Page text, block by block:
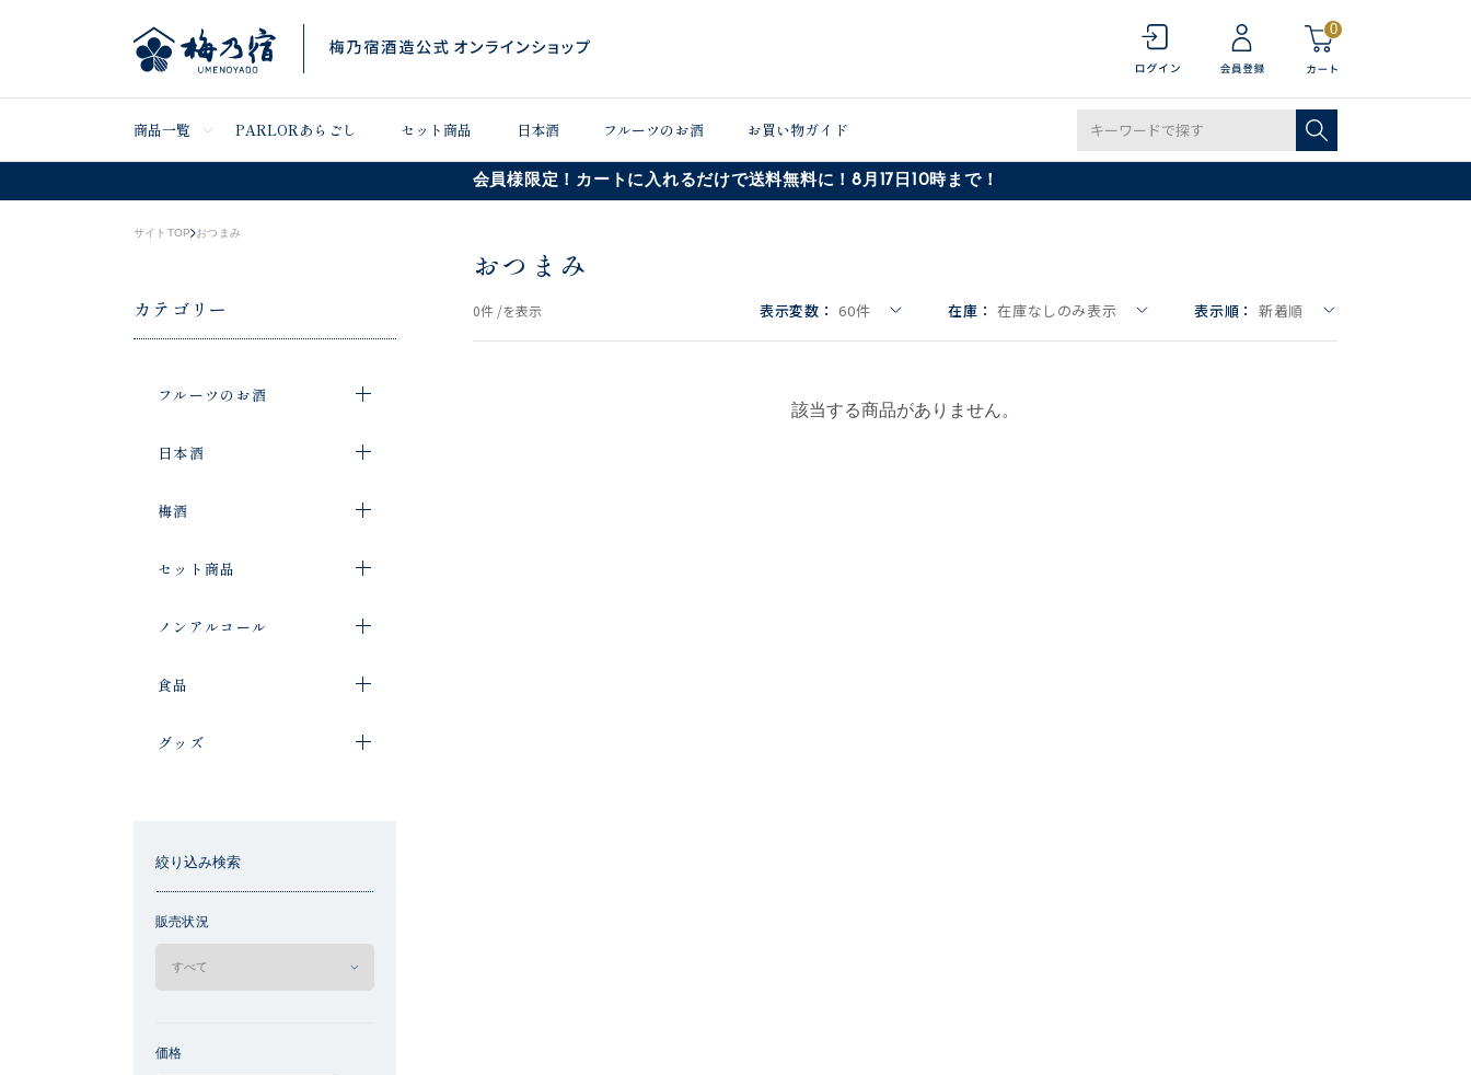
0
商品一覧 PARLORあらごし セット商品 日本酒 フルーツのお酒 お買い物ガイド
会員様限定！カートに入れるだけで送料無料に！8月17日10時まで！
サイトTOP おつまみ
カテゴリー
フルーツのお酒
日本酒
梅酒
セット商品
ノンアルコール
食品
グッズ
絞り込み検索
販売状況
価格
おつまみ
0件 /を表示 表示変数： 60件 在庫： 在庫なしのみ表示 表示順： 新着順
該当する商品がありません。